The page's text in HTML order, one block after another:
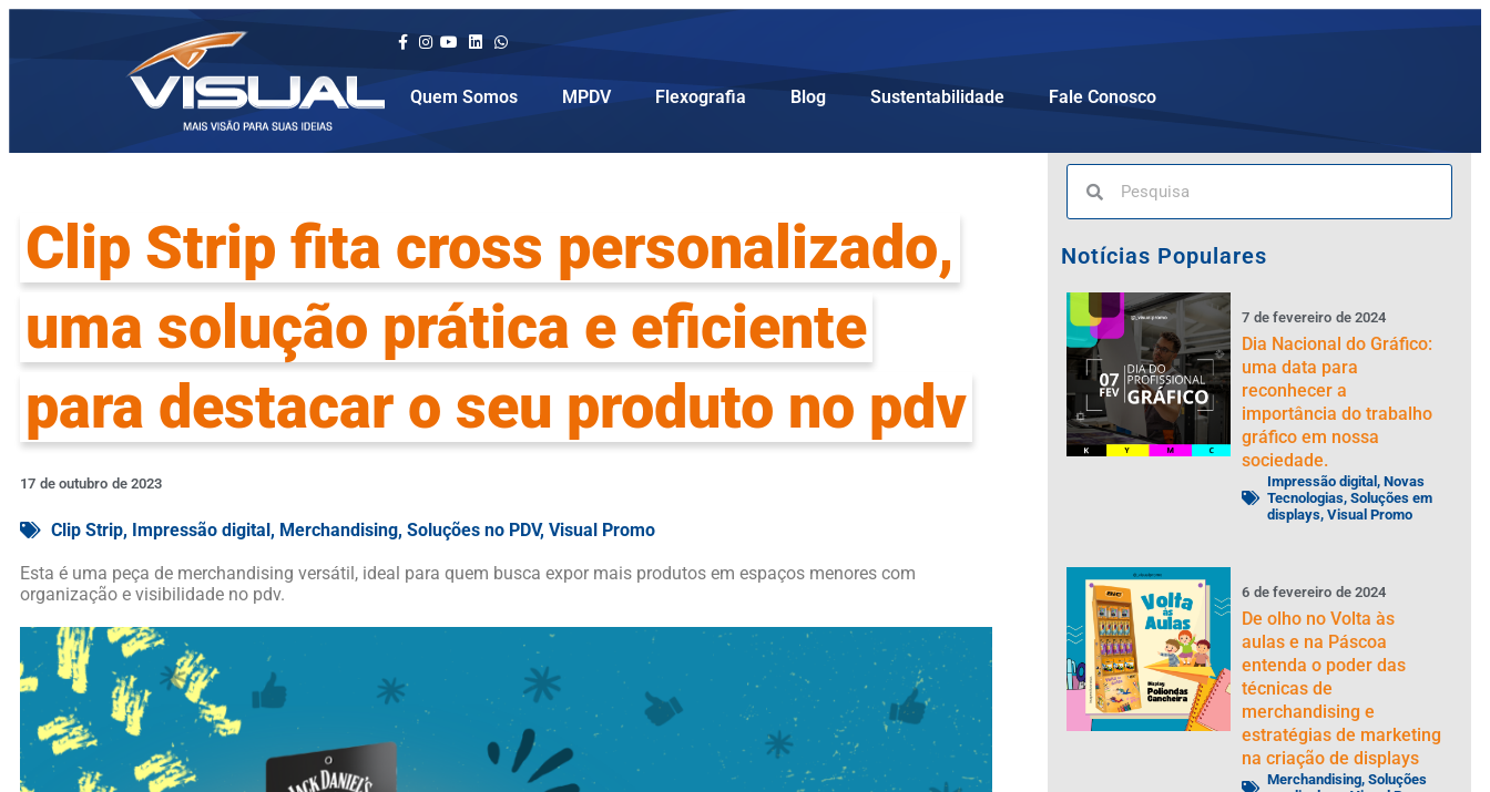
Quem Somos MPDV Flexografia Blog Sustentabilidade Fale Conosco
Clip Strip fita cross personalizado,
uma solução prática e eficiente
para destacar o seu produto no pdv
17 de outubro de 2023
Clip Strip, Impressão digital, Merchandising, Soluções no PDV, Visual Promo
Esta é uma peça de merchandising versátil, ideal para quem busca expor mais produtos em espaços menores com
organização e visibilidade no pdv.
Notícias Populares
7 de fevereiro de 2024
Dia Nacional do Gráfico:
uma data para
reconhecer a
importância do trabalho
gráfico em nossa
sociedade.
Impressão digital,Novas
Tecnologias,Soluções em
displays,Visual Promo
6 de fevereiro de 2024
De olho no Volta às
aulas e na Páscoa
entenda o poder das
técnicas de
merchandising e
estratégias de marketing
na criação de displays
Merchandising,Soluções